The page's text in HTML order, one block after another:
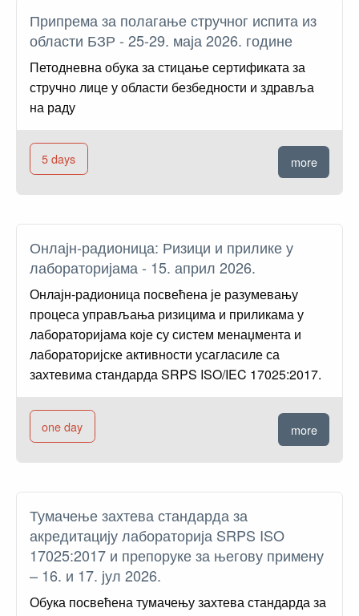
Припрема за полагање стручног испита из
области БЗР - 25-29. маја 2026. године
Петодневна обука за стицање сертификата за
стручно лице у области безбедности и здравља
на раду
5 days more
Онлајн-радионица: Ризици и прилике у
лабораторијама - 15. април 2026.
Онлајн-радионица посвећена је разумевању
процеса управљања ризицима и приликама у
лабораторијама које су систем менаџмента и
лабораторијске активности усагласиле са
захтевима стандарда SRPS ISO/IEC 17025:2017.
one day more
Тумачење захтева стандарда за
акредитацију лабораторија SRPS ISO
17025:2017 и препоруке за његову примену
– 16. и 17. јул 2026.
Обука посвећена тумачењу захтева стандарда за